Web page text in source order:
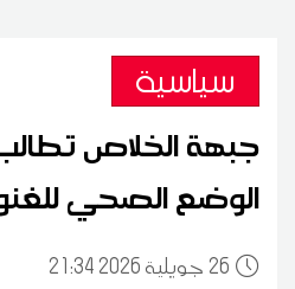
سياسية
جبهة الخلاص
الوضع الصحي
26 21:34 2026 جويلية